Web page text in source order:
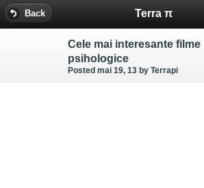
Back Terra π
Cele mai interesante filme
psihologice
Posted mai 19, 13 by Terrapi